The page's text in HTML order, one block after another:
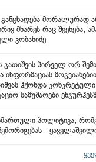
განცხადება მორალურად
მხარეს რაც შეეხება,
კობახიძე
პირველ ორ
ინფორმაციას
ჰქონდა კონკრეტული
სამუშაოები
პოლიტიკა,
-